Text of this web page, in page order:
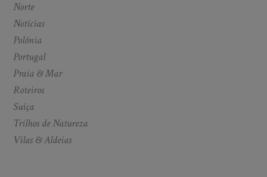
Norte
Notícias
Polónia
Portugal
Praia & Mar
Roteiros
Suíça
Trilhos de Natureza
Vilas & Aldeias